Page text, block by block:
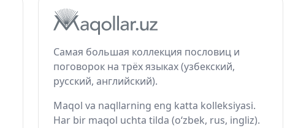
Самая большая коллекция пословиц и
поговорок на трёх языках (узбекский,
русский, английский).
Maqol va naqllarning eng katta kolleksiyasi.
Har bir maqol uchta tilda (o‘zbek, rus, ingliz).